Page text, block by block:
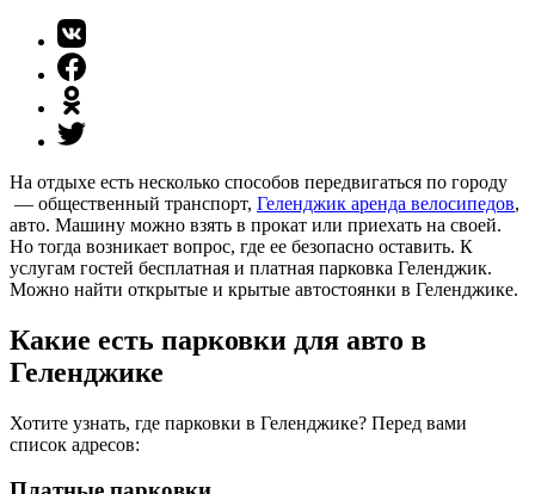
На отдыхе есть несколько способов передвигаться по городу
— общественный транспорт, Геленджик аренда велосипедов,
авто. Машину можно взять в прокат или приехать на своей.
Но тогда возникает вопрос, где ее безопасно оставить. К
услугам гостей бесплатная и платная парковка Геленджик.
Можно найти открытые и крытые автостоянки в Геленджике.
Какие есть парковки для авто в
Геленджике
Хотите узнать, где парковки в Геленджике? Перед вами
список адресов: